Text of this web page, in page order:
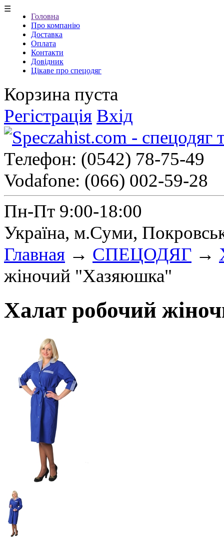
☰
Головна
Про компанію
Доставка
Оплата
Контакти
Довідник
Цікаве про спецодяг
Корзина пуста
Регістрація Вхід
Телефон: (0542) 78-75-49
Vodafone: (066) 002-59-28
Пн-Пт 9:00-18:00
Україна, м.Суми,
Главная → СПЕЦОДЯГ →
жіночий "Хазяюшка"
Халат робочий